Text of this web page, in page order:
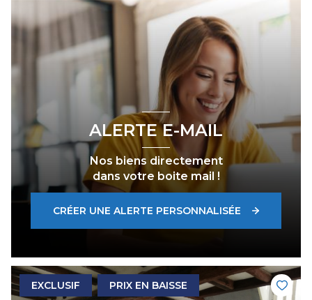
ALERTE E-MAIL
Nos biens directement
dans votre boite mail !
CRÉER UNE ALERTE PERSONNALISÉE
EXCLUSIF PRIX EN BAISSE